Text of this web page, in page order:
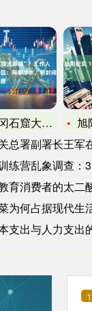
作人员用镜子反射光给
旭阳
副署长王军在署会见
乱象调查：3天要价
消费者的太二酸菜
占据现代生活？深
与人力支出的剪刀
1